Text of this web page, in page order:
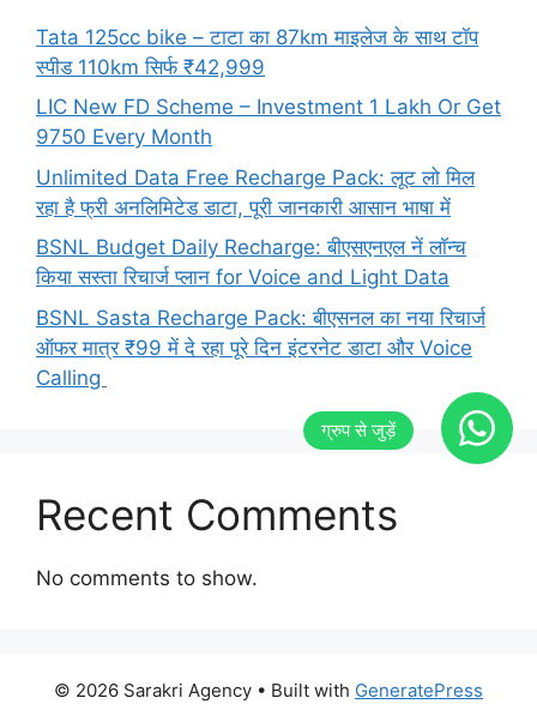
Tata 125cc bike – टाटा का 87km माइलेज के साथ टॉप
स्पीड 110km सिर्फ ₹42,999
LIC New FD Scheme – Investment 1 Lakh Or Get
9750 Every Month
Unlimited Data Free Recharge Pack: लूट लो मिल
रहा है फ्री अनलिमिटेड डाटा, पूरी जानकारी आसान भाषा में
BSNL Budget Daily Recharge: बीएसएनएल नें लॉन्च
किया सस्ता रिचार्ज प्लान for Voice and Light Data
BSNL Sasta Recharge Pack: बीएसनल का नया रिचार्ज
ऑफर मात्र ₹99 में दे रहा पूरे दिन इंटरनेट डाटा और Voice
Calling
Recent Comments
No comments to show.
© 2026 Sarakri Agency • Built with GeneratePress